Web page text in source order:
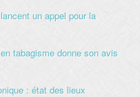
un appel pour la
tabagisme donne son avis
: état des lieux